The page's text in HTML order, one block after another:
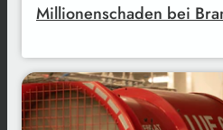
Millionenschaden bei